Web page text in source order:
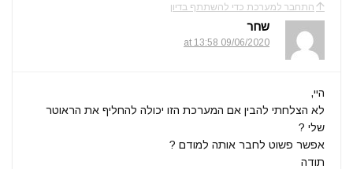
התחבר למערכת כדי להשתתף בדיון
שחר
09/06/2020 at 13:58
היי,
לא הצלחתי להבין אם המערכת הזו יכולה להחליף את הראוטר
שלי ?
אפשר פשוט לחבר אותה למודם ?
תודה